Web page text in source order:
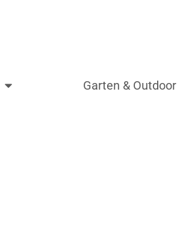
Garten & Outdoor